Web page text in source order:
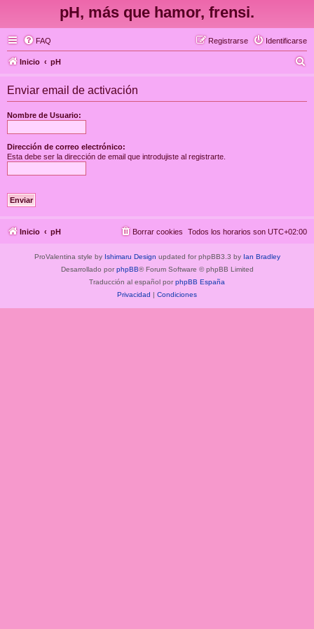
pH, más que hamor, frensi.
FAQ Identificarse
Registrarse
Inicio pH
Enviar email de activación
Nombre de Usuario:
Dirección de correo electrónico:
Esta debe ser la dirección de email que introdujiste al registrarte.
Inicio pH Todos los horarios son UTC+02:00
Borrar cookies
ProValentina style by Ishimaru Design updated for phpBB3.3 by Ian Bradley
Desarrollado por phpBB® Forum Software © phpBB Limited
Traducción al español por phpBB España
Privacidad | Condiciones